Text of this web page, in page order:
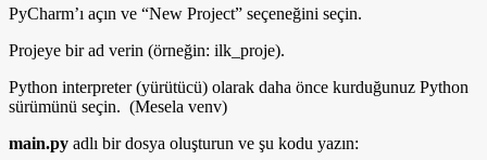
PyCharm’ı açın ve “New Project” seçeneğini seçin.
Projeye bir ad verin (örneğin: ilk_proje).
Python interpreter (yürütücü) olarak daha önce kurduğunuz Python
sürümünü seçin. (Mesela venv)
main.py adlı bir dosya oluşturun ve şu kodu yazın: